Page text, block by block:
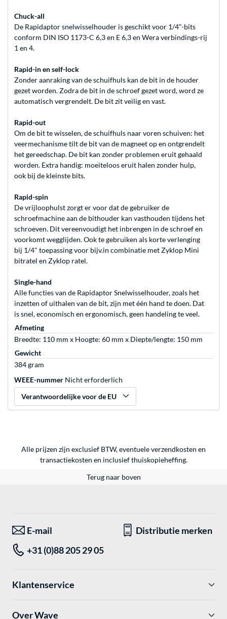
Chuck-all
De Rapidaptor snelwisselhouder is geschikt voor 1/4"-bits
conform DIN ISO 1173-C 6,3 en E 6,3 en Wera verbindings-rij
1 en 4.
Rapid-in en self-lock
Zonder aanraking van de schuifhuls kan de bit in de houder
gezet worden. Zodra de bit in de schroef gezet word, word ze
automatisch vergrendelt. De bit zit veilig en vast.
Rapid-out
Om de bit te wisselen, de schuifhuls naar voren schuiven: het
veermechanisme tilt de bit van de magneet op en ontgrendelt
het gereedschap. De bit kan zonder problemen eruit gehaald
worden. Extra handig: moeiteloos eruit halen zonder hulp,
ook bij de kleinste bits.
Rapid-spin
De vrijloophulst zorgt er voor dat de gebruiker de
schroefmachine aan de bithouder kan vasthouden tijdens het
schroeven. Dit vereenvoudigt het inbrengen in de schroef en
voorkomt wegglijden. Ook te gebruiken als korte verlenging
bij 1/4" toepassing voor bijv.in combinatie met Zyklop Mini
bitratel en Zyklop ratel.
Single-hand
Alle functies van de Rapidaptor Snelwisselhouder, zoals het
inzetten of uithalen van de bit, zijn met één hand te doen. Dat
is snel, economisch en ergonomisch, geen handeling te veel.
Afmeting
Breedte: 110 mm x Hoogte: 60 mm x Diepte/lengte: 150 mm
Gewicht
384 gram
WEEE-nummer Nicht erforderlich
Verantwoordelijke voor de EU
Alle prijzen zijn exclusief BTW, eventuele verzendkosten en
transactiekosten en inclusief thuiskopieheffing.
Terug naar boven
E-mail
Distributie merken
+31 (0)88 205 29 05
Klantenservice
Over Wave